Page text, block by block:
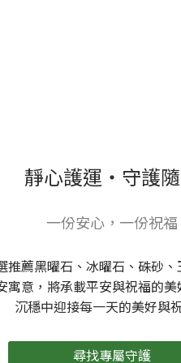
靜心護運・守護
一份安心，一份祝福
推薦黑曜石、冰曜石、硃砂
寓意，將承載平安與祝福的
沉穩中迎接每一天的美好與
尋找專屬守護